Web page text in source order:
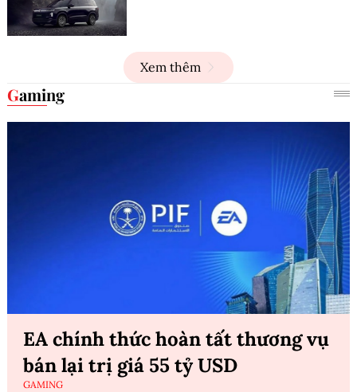
Xem thêm
Gaming
EA chính thức hoàn tất thương vụ
bán lại trị giá 55 tỷ USD
GAMING